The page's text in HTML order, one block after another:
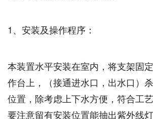
1、安装及操作程序：
本装置水平安装在室内，将支架固
作台上，（接通进水口，出水口）
位置，除考虑上下水方便，符合工
要注意留有安装位置能抽出紫外线